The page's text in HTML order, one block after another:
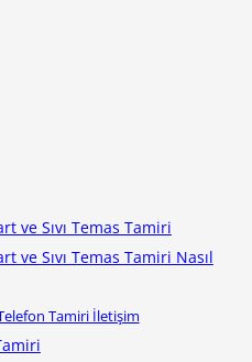
ve Sıvı Temas Tamiri
ve Sıvı Temas Tamiri Nasıl
Tamiri İletişim